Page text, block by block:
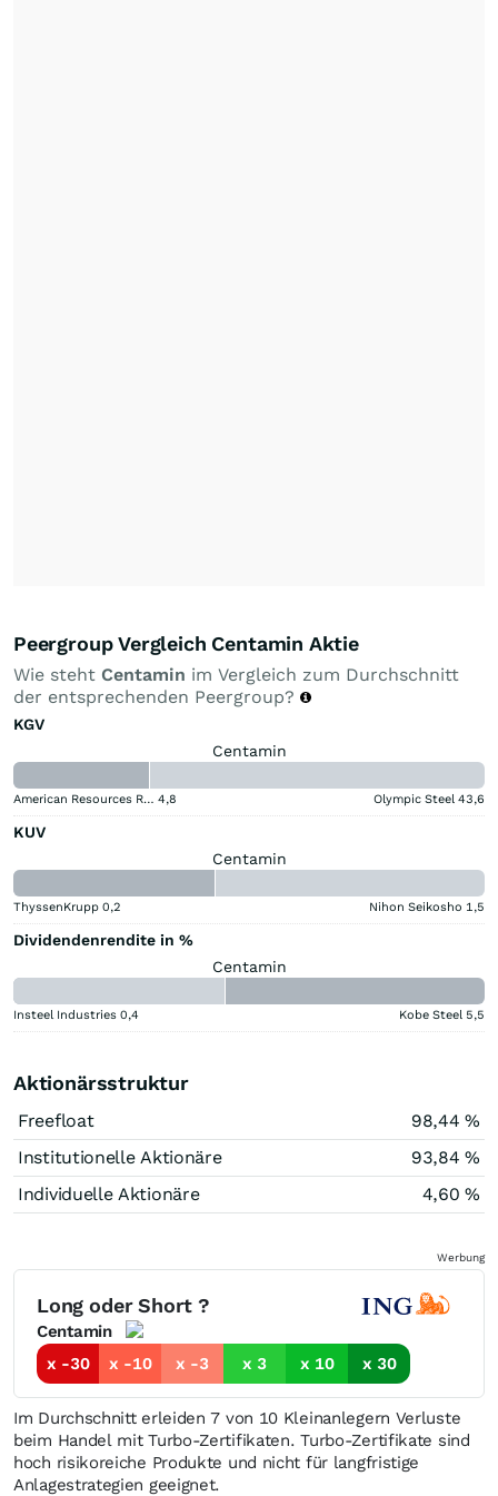
Peergroup Vergleich Centamin Aktie
Wie steht Centamin im Vergleich zum Durchschnitt
der entsprechenden Peergroup?
KGV
Centamin
American Resources Registered (A) 4,8 Olympic Steel 43,6
KUV
Centamin
ThyssenKrupp 0,2 Nihon Seikosho 1,5
Dividendenrendite in %
Centamin
Insteel Industries 0,4 Kobe Steel 5,5
Aktionärsstruktur
Freefloat
98,44 %
Institutionelle Aktionäre
93,84 %
Individuelle Aktionäre
4,60 %
Werbung
Long oder Short ?
Centamin
x -30
x -10 x -3 x 3 x 10 x 30
Im Durchschnitt erleiden 7 von 10 Kleinanlegern Verluste
beim Handel mit Turbo-Zertifikaten. Turbo-Zertifikate sind
hoch risikoreiche Produkte und nicht für langfristige
Anlagestrategien geeignet.